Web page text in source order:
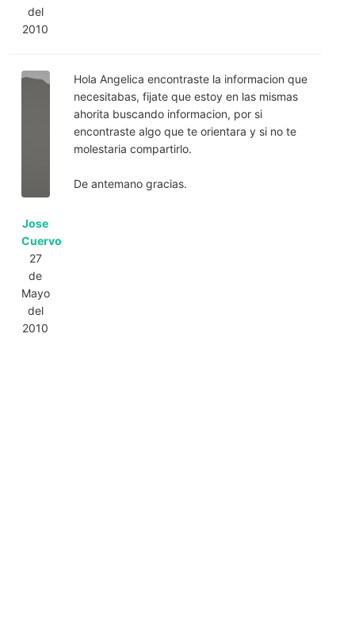
del
2010
Jose
Cuervo
27
de
Mayo
del
2010
Hola Angelica encontraste la informacion que
necesitabas, fijate que estoy en las mismas
ahorita buscando informacion, por si
encontraste algo que te orientara y si no te
molestaria compartirlo.
De antemano gracias.